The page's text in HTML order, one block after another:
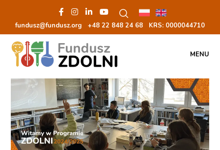
fundusz@fundusz.org +48 22 848 24 68 KRS: 0000044710
MENU